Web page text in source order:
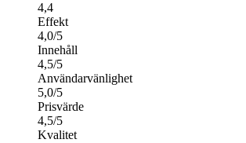
4,4
Effekt
4,0/5
Innehåll
4,5/5
Användarvänlighet
5,0/5
Prisvärde
4,5/5
Kvalitet